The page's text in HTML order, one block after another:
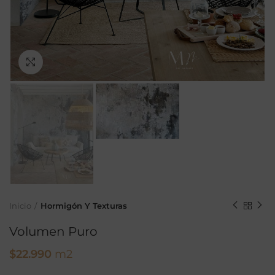
Inicio Hormigón Y Texturas
Volumen Puro
$22.990 m2